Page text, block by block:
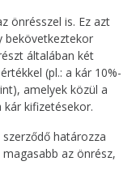
önrésszel is. Ez azt
bekövetkeztekor
általában két
(pl.: a kár 10%-
amelyek közül a
kifizetésekor.
határozza
az önrész,